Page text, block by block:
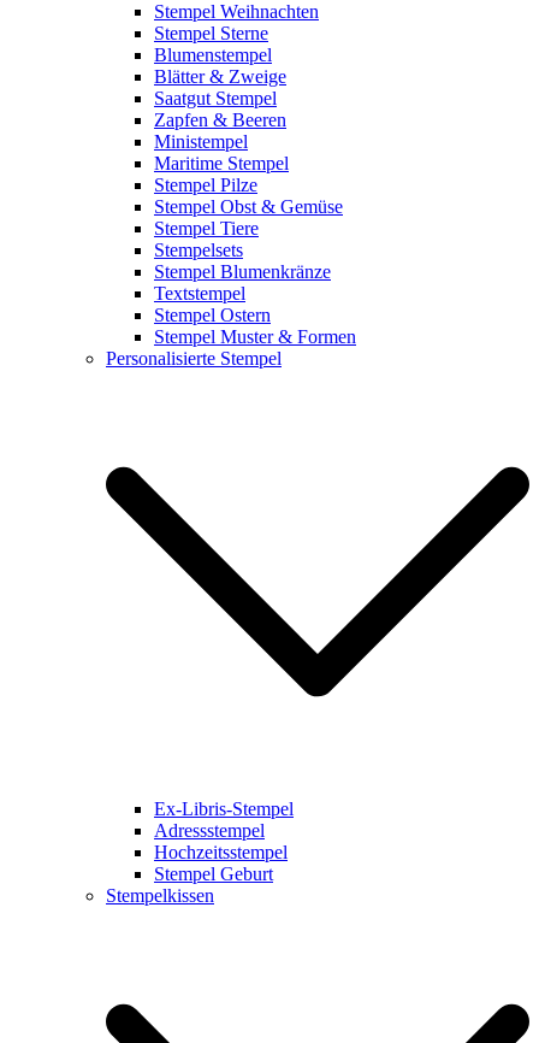
Stempel Weihnachten
Stempel Sterne
Blumenstempel
Blätter & Zweige
Saatgut Stempel
Zapfen & Beeren
Ministempel
Maritime Stempel
Stempel Pilze
Stempel Obst & Gemüse
Stempel Tiere
Stempelsets
Stempel Blumenkränze
Textstempel
Stempel Ostern
Stempel Muster & Formen
Personalisierte Stempel
Ex-Libris-Stempel
Adressstempel
Hochzeitsstempel
Stempel Geburt
Stempelkissen